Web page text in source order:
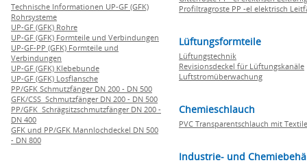
Technische Informationen UP-GF (GFK)
Rohrsysteme
UP-GF (GFK) Rohre
UP-GF (GFK) Formteile und Verbindungen
UP-GF-PP (GFK) Formteile und
Verbindungen
UP-GF (GFK) Klebebunde
UP-GF (GFK) Losflansche
PP/GFK Schmutzfänger DN 200 - DN 500
GFK/CSS Schmutzfänger DN 200 - DN 500
PP/GFK Schrägsitzschmutzfänger DN 200 -
DN 400
GFK und PP/GFK Mannlochdeckel DN 500
- DN 800
Profiltragroste PP -el elektrisch
Lüftungsformteile
Lüftungstechnik
Revisionsdeckel für Lüftungskanäle
Luftstromüberwachung
Chemieschlauch
PVC Transparentschlauch mit
Industrie- und